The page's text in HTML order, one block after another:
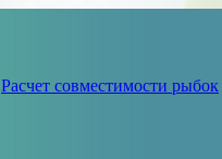
Расчет совместимости рыбок